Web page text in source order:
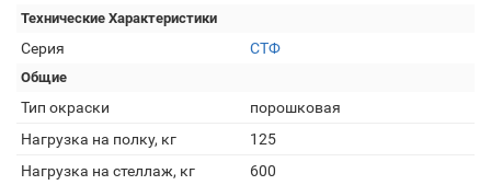
Технические Характеристики
Серия СТФ
Общие
Тип окраски
порошковая
Нагрузка на полку, кг
125
Нагрузка на стеллаж, кг
600